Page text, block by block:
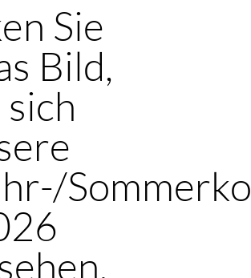
Sie
Bild,